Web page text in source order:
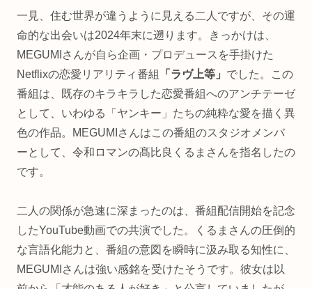
一見、住む世界が違うように見える二人ですが、その運
命的な出会いは2024年末に遡ります。きっかけは、
MEGUMIさんが自ら企画・プロデュースを手掛けた
Netflixの恋愛リアリティ番組
「ラヴ上等」 でした。この
番組は、既存のキラキラした恋愛番組へのアンチテーゼ
として、いわゆる「ヤンキー」たちの純粋な愛を描く異
色の作品。MEGUMIさんはこの番組のスタジオメンバ
ーとして、令和ロマンの髙比良くるまさんを指名したの
です。
二人の関係が急速に深まったのは、番組配信開始を記念
したYouTube動画での共演でした。くるまさんの圧倒的
な言語化能力と、番組の意図を瞬時に汲み取る知性に、
MEGUMIさんは強い感銘を受けたそうです。彼女は以